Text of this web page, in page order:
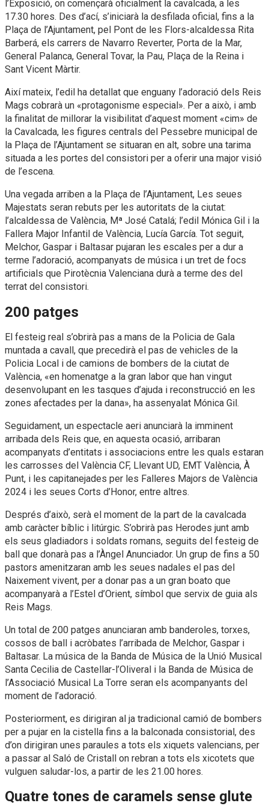
l’Exposició, on començarà oficialment la cavalcada, a les
17.30 hores. Des d’ací, s’iniciarà la desfilada oficial, fins a la
Plaça de l’Ajuntament, pel Pont de les Flors-alcaldessa Rita
Barberá, els carrers de Navarro Reverter, Porta de la Mar,
General Palanca, General Tovar, la Pau, Plaça de la Reina i
Sant Vicent Màrtir.
Així mateix, l’edil ha detallat que enguany l’adoració dels Reis
Mags cobrarà un «protagonisme especial». Per a això, i amb
la finalitat de millorar la visibilitat d’aquest moment «cim» de
la Cavalcada, les figures centrals del Pessebre municipal de
la Plaça de l’Ajuntament se situaran en alt, sobre una tarima
situada a les portes del consistori per a oferir una major visió
de l’escena.
Una vegada arriben a la Plaça de l’Ajuntament, Les seues
Majestats seran rebuts per les autoritats de la ciutat:
l’alcaldessa de València, Mª José Catalá; l’edil Mónica Gil i la
Fallera Major Infantil de València, Lucía García. Tot seguit,
Melchor, Gaspar i Baltasar pujaran les escales per a dur a
terme l’adoració, acompanyats de música i un tret de focs
artificials que Pirotècnia Valenciana durà a terme des del
terrat del consistori.
200 patges
El festeig real s’obrirà pas a mans de la Policia de Gala
muntada a cavall, que precedirà el pas de vehicles de la
Policia Local i de camions de bombers de la ciutat de
València, «en homenatge a la gran labor que han vingut
desenvolupant en les tasques d’ajuda i reconstrucció en les
zones afectades per la dana», ha assenyalat Mónica Gil.
Seguidament, un espectacle aeri anunciarà la imminent
arribada dels Reis que, en aquesta ocasió, arribaran
acompanyats d’entitats i associacions entre les quals estaran
les carrosses del València CF, Llevant UD, EMT València, À
Punt, i les capitanejades per les Falleres Majors de València
2024 i les seues Corts d’Honor, entre altres.
Després d’això, serà el moment de la part de la cavalcada
amb caràcter bíblic i litúrgic. S’obrirà pas Herodes junt amb
els seus gladiadors i soldats romans, seguits del festeig de
ball que donarà pas a l’Àngel Anunciador. Un grup de fins a 50
pastors amenitzaran amb les seues nadales el pas del
Naixement vivent, per a donar pas a un gran boato que
acompanyarà a l’Estel d’Orient, símbol que servix de guia als
Reis Mags.
Un total de 200 patges anunciaran amb banderoles, torxes,
cossos de ball i acròbates l’arribada de Melchor, Gaspar i
Baltasar. La música de la Banda de Música de la Unió Musical
Santa Cecilia de Castellar-l’Oliveral i la Banda de Música de
l’Associació Musical La Torre seran els acompanyants del
moment de l’adoració.
Posteriorment, es dirigiran al ja tradicional camió de bombers
per a pujar en la cistella fins a la balconada consistorial, des
d’on dirigiran unes paraules a tots els xiquets valencians, per
a passar al Saló de Cristall on rebran a tots els xicotets que
vulguen saludar-los, a partir de les 21.00 hores.
Quatre tones de caramels sense glute